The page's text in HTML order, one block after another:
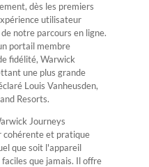
dès les premiers
utilisateur
notre parcours en ligne.
portail membre
fidélité, Warwick
une plus grande
Louis Vanheusden,
Resorts.
Journeys
cohérente et pratique
que soit l'appareil
que jamais. Il offre